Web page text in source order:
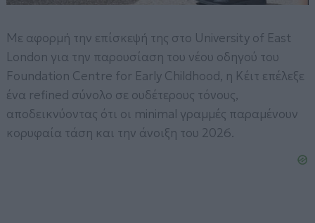
Με αφορμή την επίσκεψή της στο University of East
London για την παρουσίαση του νέου οδηγού του
Foundation Centre for Early Childhood, η Κέιτ επέλεξε
ένα refined σύνολο σε ουδέτερους τόνους,
αποδεικνύοντας ότι οι minimal γραμμές παραμένουν
κορυφαία τάση και την άνοιξη του 2026.